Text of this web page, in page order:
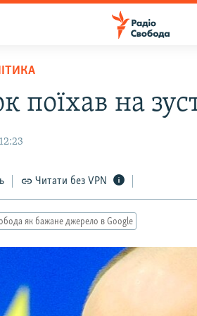
поїхав на
Читати без VPN
як бажане джерело в Google